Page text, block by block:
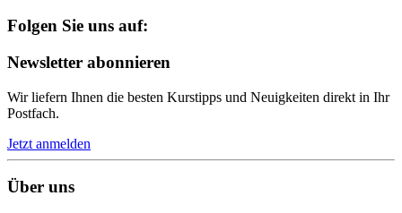
Folgen Sie uns auf:
Newsletter abonnieren
Wir liefern Ihnen die besten Kurstipps und Neuigkeiten direkt in Ihr
Postfach.
Jetzt anmelden
Über uns